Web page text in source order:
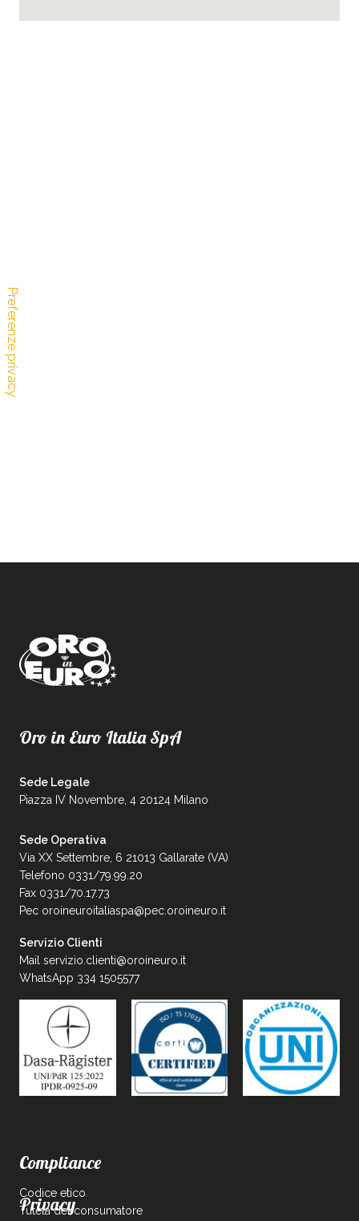
Oro in Euro Italia SpA
Sede Legale
Piazza IV Novembre, 4 20124 Milano
Sede Operativa
Via XX Settembre, 6 21013 Gallarate (VA)
Telefono 0331/79.99.20
Fax 0331/70.17.73
Pec oroineuroitaliaspa@pec.oroineuro.it
Servizio Clienti
Mail servizio.clienti@oroineuro.it
WhatsApp 334 1505577
Compliance
Codice etico
Tutela del consumatore
Privacy